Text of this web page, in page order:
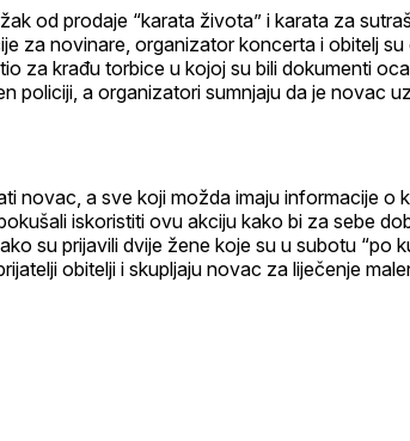
od prodaje “karata života” i karata za
za novinare, organizator koncerta i obitelj su
za krađu torbice u kojoj su bili dokumenti
policiji, a organizatori sumnjaju da je novac
novac, a sve koji možda imaju informacije o
iskoristiti ovu akciju kako bi za sebe
su prijavili dvije žene koje su u subotu “po
obitelji i skupljaju novac za liječenje